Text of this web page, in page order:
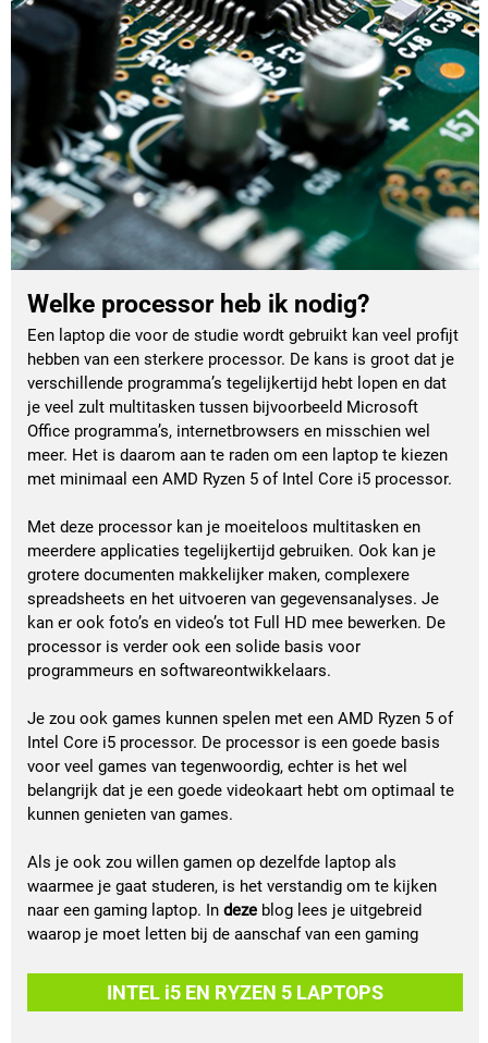
Welke processor heb ik nodig?
Een laptop die voor de studie wordt gebruikt kan veel profijt
hebben van een sterkere processor. De kans is groot dat je
verschillende programma’s tegelijkertijd hebt lopen en dat
je veel zult multitasken tussen bijvoorbeeld Microsoft
Office programma’s, internetbrowsers en misschien wel
meer. Het is daarom aan te raden om een laptop te kiezen
met minimaal een AMD Ryzen 5 of Intel Core i5 processor.
Met deze processor kan je moeiteloos multitasken en
meerdere applicaties tegelijkertijd gebruiken. Ook kan je
grotere documenten makkelijker maken, complexere
spreadsheets en het uitvoeren van gegevensanalyses. Je
kan er ook foto’s en video’s tot Full HD mee bewerken. De
processor is verder ook een solide basis voor
programmeurs en softwareontwikkelaars.
Je zou ook games kunnen spelen met een AMD Ryzen 5 of
Intel Core i5 processor. De processor is een goede basis
voor veel games van tegenwoordig, echter is het wel
belangrijk dat je een goede videokaart hebt om optimaal te
kunnen genieten van games.
Als je ook zou willen gamen op dezelfde laptop als
waarmee je gaat studeren, is het verstandig om te kijken
naar een gaming laptop. In deze blog lees je uitgebreid
waarop je moet letten bij de aanschaf van een gaming
INTEL i5 EN RYZEN 5 LAPTOPS